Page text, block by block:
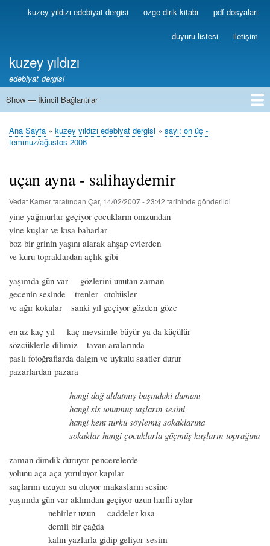
Ana
içeriğe
Birincilkuzey yıldızı edebiyat dergisi özge dirik kitabı pdf dosyaları
duyuru listesi iletişim
kuzey yıldızı
edebiyat dergisi
İkincil
Show — İkincil Bağlantılar
1
2
3
4
5
6
7
8
9
10
11
12
13
Sayfa
Ana Sayfa kuzey yıldızı edebiyat dergisi
sayı: on üç -
temmuz/ağustos 2006
uçan ayna - salihaydemir
Vedat Kamertarafından Çar, 14/02/2007 - 23:42 tarihinde gönderildi
yine yağmurlar geçiyor çocukların omzundan
yine kuşlar ve kısa baharlar
boz bir grinin yaşını alarak ahşap evlerden
ve kuru topraklardan açlık gibi
yaşımda gün var gözlerini unutan zaman
gecenin sesinde trenler otobüsler
ve ağır kokular sanki yıl geçiyor gözden göze
en az kaç yıl kaç mevsimle büyür ya da küçülür
sözcüklerle dilimiz tavan aralarında
paslı fotoğraflarda dalgın ve uykulu saatler durur
pazarlardan pazara
hangi dağ aldatmış başındaki dumanı
hangi sis unutmuş taşların sesini
hangi kent türkü söylemiş sokaklarına
sokaklar hangi çocuklarla göçmüş kuşların toprağına
zaman dimdik duruyor pencerelerde
yolunu aça aça yoruluyor kapılar
saçlarım uzuyor su oluyor makasların sesine
yaşımda gün var aklımdan geçiyor uzun harfli aylar
nehirler uzun caddeler kısa
demli bir çağda
kalın yazlarla gidip geliyor sesim